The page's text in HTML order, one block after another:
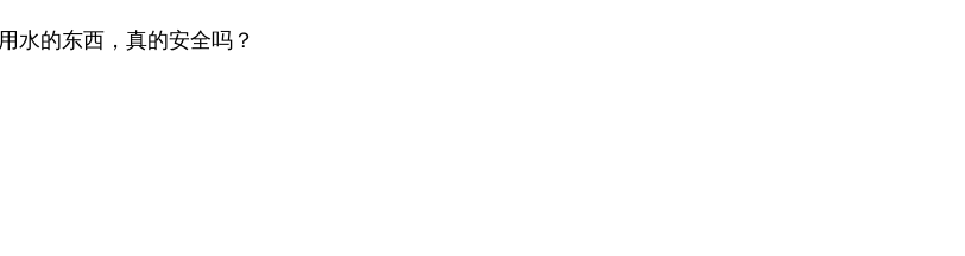
水的东西，真的安全吗？